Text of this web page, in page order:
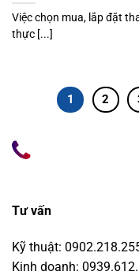
Việc chọn mua, lắp đặt
thực [...]
1 2
Tư vấn
Kỹ thuật:
Kinh doanh: